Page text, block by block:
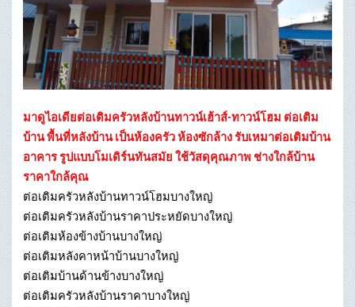
มาดูไอเดียต่อเติมครัวหลังบ้านทาวน์เฮ้าส์-ทาวน์โฮม ต่อเติม
บ้าน พื้นที่หลังบ้าน เป็นห้องครัว ห้องซักล้าง รับเหมาต่อเติมบ้าน
อาคาร รูปแบบโมเดิร์นทันสมัย ใช้วัสดุคุณภาพ ช่างใกล้บ้าน
ราคาใกล้คุณ
ต่อเติมครัวหลังบ้านทาวน์โฮมบางใหญ่
ต่อเติมครัวหลังบ้านราคาประหยัดบางใหญ่
ต่อเติมห้องข้างบ้านบางใหญ่
ต่อเติมหลังคาหน้าบ้านบางใหญ่
ต่อเติมบ้านด้านข้างบางใหญ่
ต่อเติมครัวหลังบ้านราคาบางใหญ่